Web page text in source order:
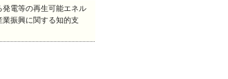
電等の再生可能エネル
振興に関する知的支